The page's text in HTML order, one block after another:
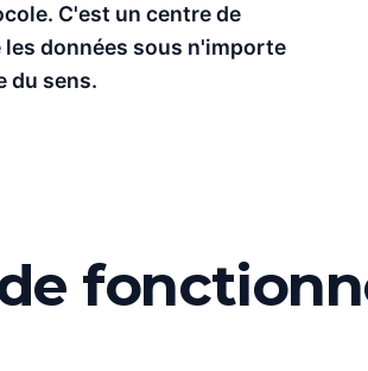
C'est un centre de
données sous n'importe
du sens.